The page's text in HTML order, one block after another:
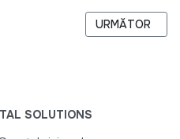
DE PERSOANE DEŢINUTE
ARTICOLUL
URMĂTOR
SOLUTIONS